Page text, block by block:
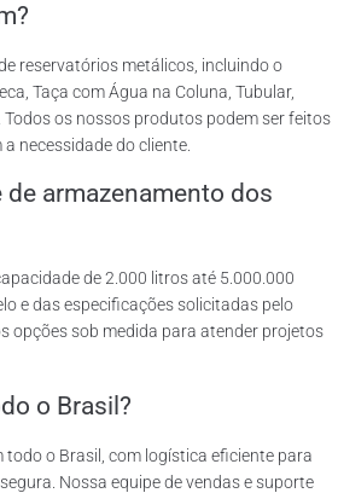
reservatórios metálicos, incluindo o
Taça com Água na Coluna, Tubular,
Todos os nossos produtos podem ser feitos
necessidade do cliente.
de armazenamento dos
de 2.000 litros até 5.000.000
e das especificações solicitadas pelo
opções sob medida para atender projetos
o Brasil?
todo o Brasil, com logística eficiente para
Nossa equipe de vendas e suporte